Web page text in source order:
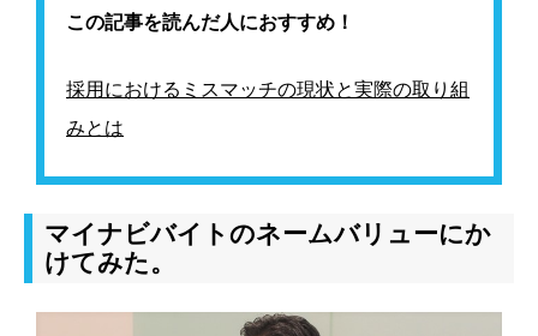
この記事を読んだ人におすすめ！
採用におけるミスマッチの現状と実際の取り組
みとは
マイナビバイトのネームバリューにか
けてみた。